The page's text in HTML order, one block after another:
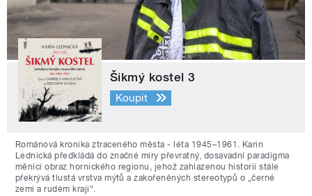
Šikmý kostel 3
Koupit
Románová kronika ztraceného města - léta 1945–1961. Karin
Lednická předkládá do značné míry převratný, dosavadní paradigma
měnící obraz hornického regionu, jehož zahlazenou historii stále
překrývá tlustá vrstva mýtů a zakořeněných stereotypů o „černé
zemi a rudém kraji“.